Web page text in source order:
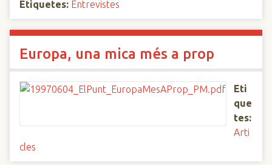
Etiquetes: Entrevistes
Europa, una mica més a prop
Eti
que
tes:
Arti
cles